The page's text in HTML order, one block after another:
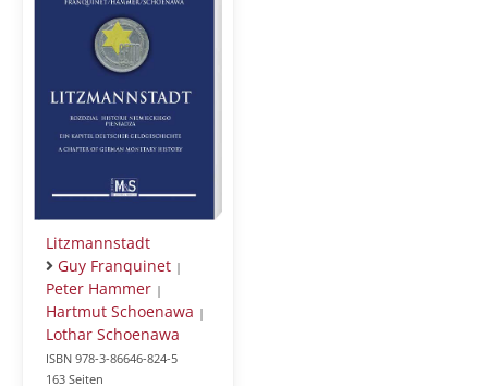
Litzmannstadt
Guy Franquinet |
Peter Hammer |
Hartmut Schoenawa |
Lothar Schoenawa
ISBN 978-3-86646-824-5
163 Seiten